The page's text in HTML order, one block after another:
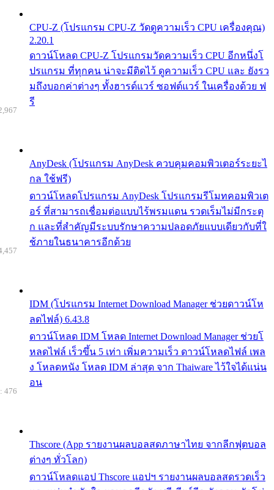
CPU-Z (โปรแกรม CPU-Z วัดดูความเร็ว CPU เครื่องคุณ)
2.20.1
ดาวน์โหลด CPU-Z โปรแกรมวัดความเร็ว CPU อีกหนึ่งโ
ปรแกรม ที่ทุกคน น่าจะมีติดไว้ ดูความเร็ว CPU และ ยังรว
มถึงบอกค่าต่างๆ ทั้งฮารด์แวร์ ซอฟต์แวร์ ในเครื่องด้วย ฟ
รี
AnyDesk (โปรแกรม AnyDesk ควบคุมคอมพิวเตอร์ระยะไ
กล ใช้ฟรี)
ดาวน์โหลดโปรแกรม AnyDesk โปรแกรมรีโมทคอมพิวเต
อร์ ที่สามารถเชื่อมต่อแบบไร้พรมแดน รวดเร็มไม่มีกระตุ
ก และที่สำคัญมีระบบรักษาความปลอดภัยแบบเดียวกับที่ใ
ช้ภายในธนาคารอีกด้วย
IDM (โปรแกรม Internet Download Manager ช่วยดาวน์โห
ลดไฟล์) 6.43.8
ดาวน์โหลด IDM โหลด Internet Download Manager ช่วยโ
หลดไฟล์ เร็วขึ้น 5 เท่า เพิ่มความเร็ว ดาวน์โหลดไฟล์ เพล
ง โหลดหนัง โหลด IDM ล่าสุด จาก Thaiware ไว้ใจได้แน่น
อน
Thscore (App รายงานผลบอลสดภาษาไทย จากลีกฟุตบอล
ต่างๆ ทั่วโลก)
ดาวน์โหลดแอป Thscore แอปฯ รายงานผลบอลสดรวดเร็ว
476